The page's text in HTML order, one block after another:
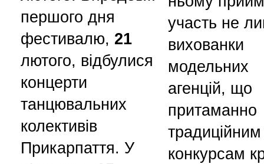
першого дня
фестивалю, 21
лютого, відбулися
концерти
танцювальних
колективів
Прикарпаття. У
участь не
вихованки
модельних
агенцій, що
притаманно
традиційним
конкурсам